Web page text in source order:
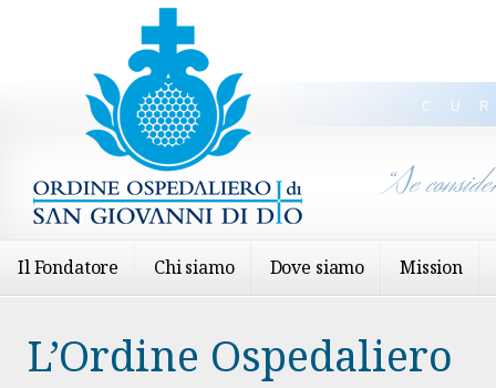
Il Fondatore Chi siamo Dove siamo Mission
“Se
L’Ordine Ospedaliero